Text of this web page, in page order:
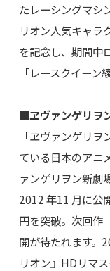
たレーシングマシ
リオン人気キャラ
を記念し、期間中
「レースクイー
■ヱヴァンゲリヲ
「ヱヴァンゲリ
ている日本のアニ
ァンゲリヲン新劇
2012 年11 月に公
円を突破。次回作
開が待たれます。
リオン』HDリマ